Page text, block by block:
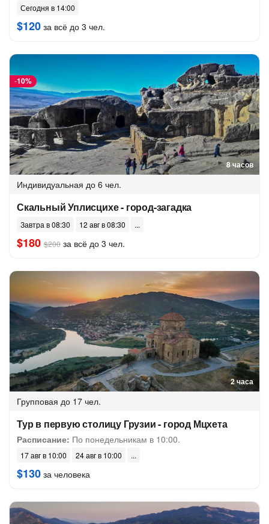
Сегодня в 14:00
$120 за всё до 3 чел.
8 часов
-10%
Индивидуальная до 6 чел.
Скальный Уплисцихе - город-загадка
Завтра в 08:30 12 авг в 08:30
$180 $200 за всё до 3 чел.
2 часа
Групповая до 17 чел.
Тур в первую столицу Грузии - город Мцхета
Расписание: По понедельникам в 10:00.
17 авг в 10:00 24 авг в 10:00
$130 за человека